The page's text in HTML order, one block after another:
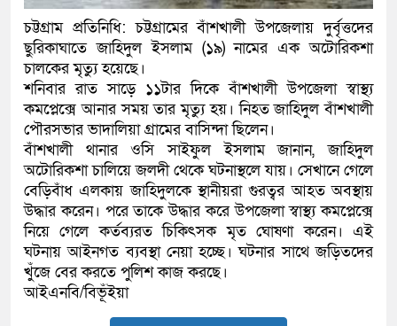
আদালতকে বলতে চাইলাম
লতিফ সিদ্দিকী
নতুন মামলায় গ্রেফতার
কলিমউল্লাহকে (ভিডিও)
চট্টগ্রাম প্রতিনিধি: চট্টগ্রামের বাঁশখালী উপজেলায় দুর্বৃত্তদের
ছুরিকাঘাতে জাহিদুল ইসলাম (১৯) নামের এক অটোরিকশা
চালকের মৃত্যু হয়েছে।
শনিবার রাত সাড়ে ১১টার দিকে বাঁশখালী উপজেলা স্বাস্থ্য
কমপ্লেক্সে আনার সময় তার মৃত্যু হয়। নিহত জাহিদুল বাঁশখালী
পৌরসভার ভাদালিয়া গ্রামের বাসিন্দা ছিলেন।
বাঁশখালী থানার ওসি সাইফুল ইসলাম জানান, জাহিদুল
অটোরিকশা চালিয়ে জলদী থেকে ঘটনাস্থলে যায়। সেখানে গেলে
বেড়িবাঁধ এলকায় জাহিদুলকে স্থানীয়রা গুরত্বর আহত অবস্থায়
উদ্ধার করেন। পরে তাকে উদ্ধার করে উপজেলা স্বাস্থ্য কমপ্লেক্সে
নিয়ে গেলে কর্তব্যরত চিকিৎসক মৃত ঘোষণা করেন। এই
ঘটনায় আইনগত ব্যবস্থা নেয়া হচ্ছে। ঘটনার সাথে জড়িতদের
খুঁজে বের করতে পুলিশ কাজ করছে।
আইএনবি/বিভূঁইয়া